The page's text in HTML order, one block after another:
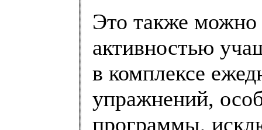
Это также можно
активностью
в комплексе
упражнений,
программы,